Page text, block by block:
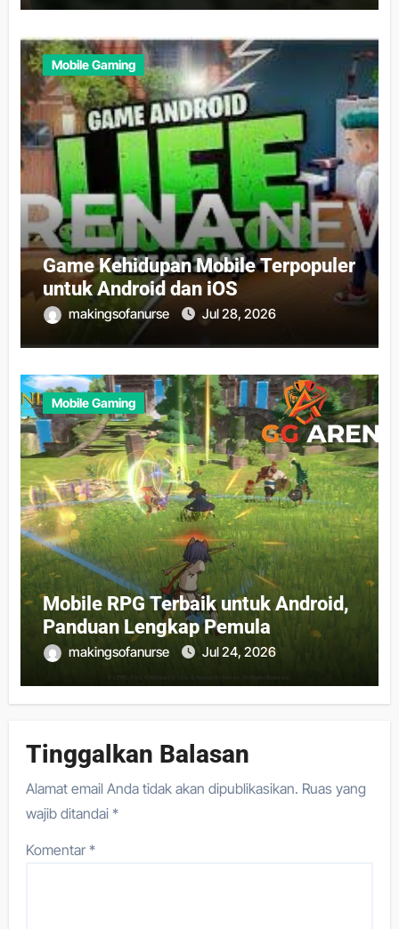
Mobile Gaming
Game Kehidupan Mobile Terpopuler
untuk Android dan iOS
makingsofanurse Jul 28, 2026
Mobile Gaming
Mobile RPG Terbaik untuk Android,
Panduan Lengkap Pemula
makingsofanurse Jul 24, 2026
Tinggalkan Balasan
Alamat email Anda tidak akan dipublikasikan. Ruas yang
wajib ditandai*
Komentar*